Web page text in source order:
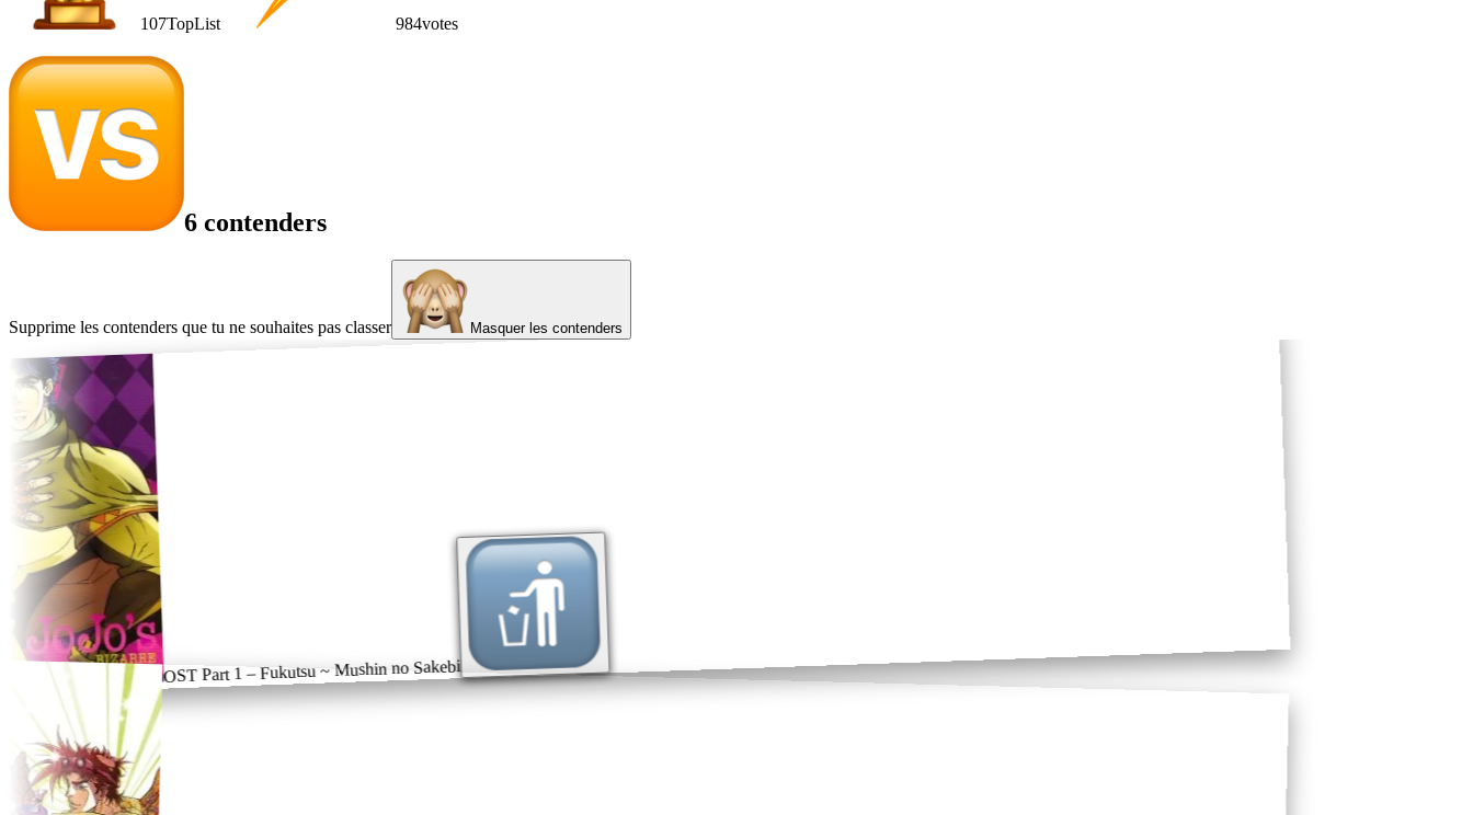
107TopList 984votes
6 contenders
Supprime les contenders que tu ne souhaites pas classer Masquer les contenders
OST Part 1 – Fukutsu ~ Mushin no Sakebi